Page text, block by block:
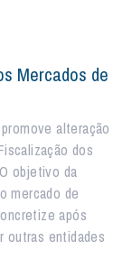
Mercados de
alteração
dos
objetivo da
mercado de
após
outras entidades